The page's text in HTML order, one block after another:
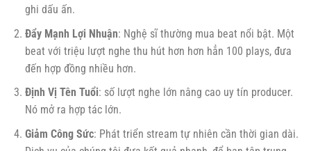
ghi dấu ấn.
Đẩy Mạnh Lợi Nhuận: Nghệ sĩ thường mua beat nổi bật. Một
beat với triệu lượt nghe thu hút hơn hơn hẳn 100 plays, đưa
đến hợp đồng nhiều hơn.
Định Vị Tên Tuổi: số lượt nghe lớn nâng cao uy tín producer.
Nó mở ra hợp tác lớn.
Giảm Công Sức: Phát triển stream tự nhiên cần thời gian dài.